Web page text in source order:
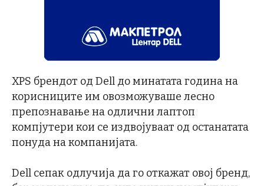
XPS брендот од Dell до минатата година на
корисниците им овозможуваше лесно
препознавање на одлични лаптоп
компјутери кои се издвојуваат од останатата
понуда на компанијата.
Dell сепак одлучија да го откажат овој бренд,